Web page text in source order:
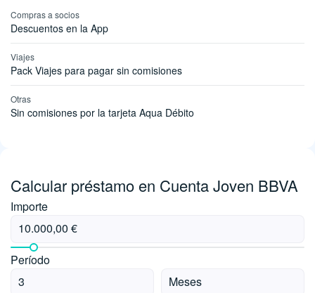
Compras a socios
Descuentos en la App
Viajes
Pack Viajes para pagar sin comisiones
Otras
Sin comisiones por la tarjeta Aqua Débito
Calcular préstamo en Cuenta Joven BBVA
Importe
Período